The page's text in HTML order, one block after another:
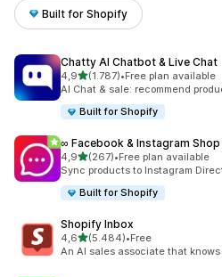
Built for Shopify
Chatty AI Chatbot & Live Chat
4,95 yıldız üzerinden
(1.787)
toplam 1787 değerlendirme
•Free plan available
AI Chat & sale: recommend
Built for Shopify
∞ Facebook & Instagram Shop
4,95 yıldız üzerinden
(267)
toplam 267 değerlendirme
•Free plan available
Sync products to Instagram
Built for Shopify
Shopify Inbox
4,65 yıldız üzerinden
(5.484)
toplam 5484 değerlendirme
•Free
An AI sales associate that